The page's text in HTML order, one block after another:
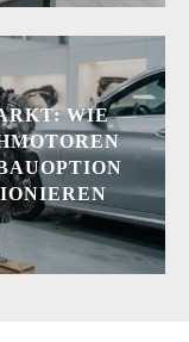
WIE